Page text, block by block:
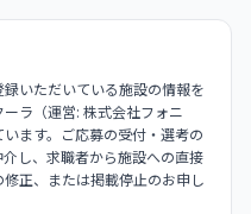
いただいている施設の情報を
ラ（運営: 株式会社フォニ
ます。ご応募の受付・選考の
し、求職者から施設への直接
正、または掲載停止のお申し